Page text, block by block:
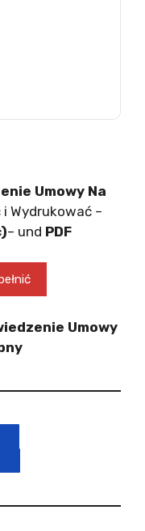
Umowy Na
i Wydrukować –
– und PDF
Umowy